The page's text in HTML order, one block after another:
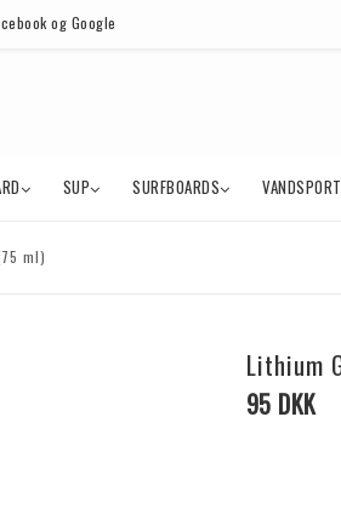
og Google
SUP SURFBOARDS VANDSPORT
ml)
Lithium
95 DKK